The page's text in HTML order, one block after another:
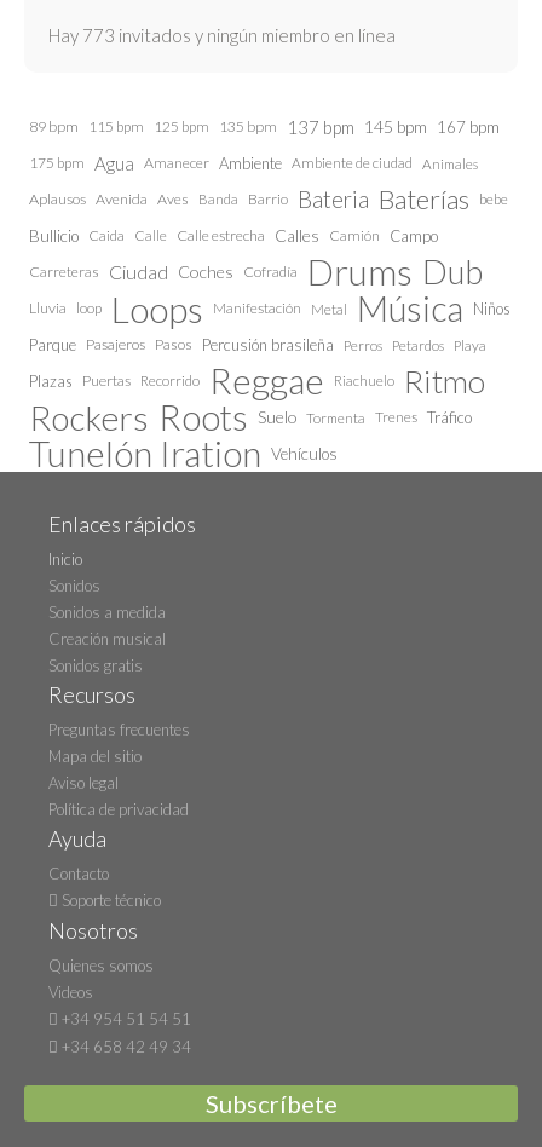
Hay 773 invitados y ningún miembro en línea
89 bpm 115 bpm 125 bpm 135 bpm 137 bpm 145 bpm 167 bpm
175 bpm Agua Amanecer Ambiente Ambiente de ciudad Animales
Aplausos Avenida Aves Banda Barrio Bateria Baterías bebe
Bullicio Caida Calle Calle estrecha Calles Camión Campo
Carreteras Ciudad Coches Cofradía Drums Dub
Lluvia loop Loops Manifestación Metal Música
Niños
Parque Pasajeros Pasos Percusión brasileña Perros Petardos Playa
Plazas Puertas Recorrido Reggae Riachuelo Ritmo
Rockers Roots Suelo Tormenta Trenes Tráfico
Tunelón Iration Vehículos
Enlaces rápidos
Inicio
Sonidos
Sonidos a medida
Creación musical
Sonidos gratis
Recursos
Preguntas frecuentes
Mapa del sitio
Aviso legal
Política de privacidad
Ayuda
Contacto
Soporte técnico
Nosotros
Quienes somos
Videos
+34 954 51 54 51
+34 658 42 49 34
Subscríbete